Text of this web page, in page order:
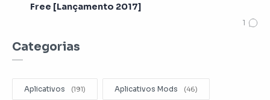
Free [Lançamento 2017]
Categorias
Aplicativos Aplicativos Mods